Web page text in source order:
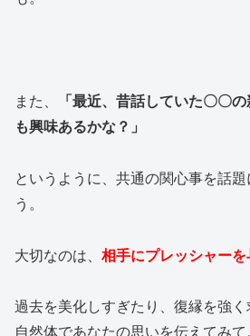
また、
「最近、昔話していた〇〇
も興味あるかな？」
というように、共通の関心事を話
う。
大切なのは、 相手にプレッシャーを
過去を美化しすぎたり、復縁を強く
自然体であなたの思いを伝えてみて